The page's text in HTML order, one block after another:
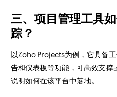
三、项目管理工具
踪？
以Zoho Projects为例，它具备
告和仪表板等功能，可高效支撑
说明如何在该平台中落地。